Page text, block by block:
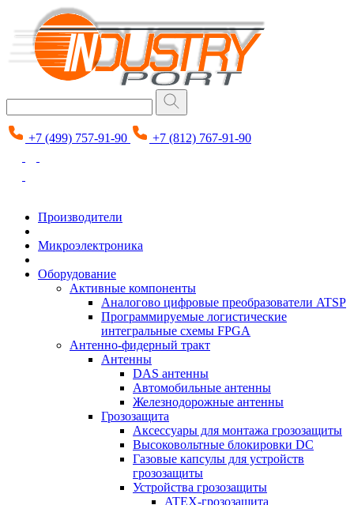
+7 (499) 757-91-90 +7 (812) 767-91-90
Производители
Микроэлектроника
Оборудование
Активные компоненты
Аналогово цифровые преобразователи ATSP
Программируемые логистические
интегральные схемы FPGA
Антенно-фидерный тракт
Антенны
DAS антенны
Автомобильные антенны
Железнодорожные антенны
Грозозащита
Аксессуары для монтажа грозозащиты
Высоковольтные блокировки DC
Газовые капсулы для устройств
грозозащиты
Устройства грозозащиты
ATEX-грозозащита